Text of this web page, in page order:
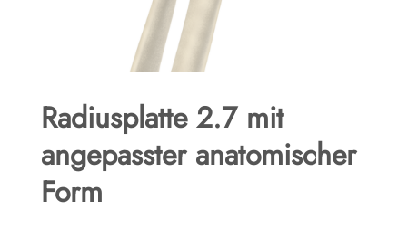
Radiusplatte 2.7 mit
angepasster anatomischer
Form